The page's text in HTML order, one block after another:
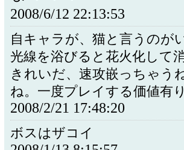
2008/6/12 22:13:53
自キャラが、猫と言うのが
光線を浴びると花火化して
きれいだ、速攻嵌っちゃう
ね。一度プレイする価値
2008/2/21 17:48:20
ボスはザコイ